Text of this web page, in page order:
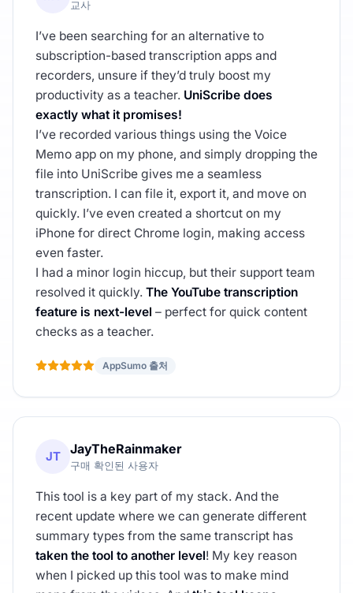
교사
I’ve been searching for an alternative to
subscription-based transcription apps and
recorders, unsure if they’d truly boost my
productivity as a teacher. UniScribe does
exactly what it promises!
I’ve recorded various things using the Voice
Memo app on my phone, and simply dropping the
file into UniScribe gives me a seamless
transcription. I can file it, export it, and move on
quickly. I’ve even created a shortcut on my
iPhone for direct Chrome login, making access
even faster.
I had a minor login hiccup, but their support team
resolved it quickly. The YouTube transcription
feature is next-level – perfect for quick content
checks as a teacher.
AppSumo 출처
JT JayTheRainmaker
구매 확인된 사용자
This tool is a key part of my stack. And the
recent update where we can generate different
summary types from the same transcript has
taken the tool to another level! My key reason
when I picked up this tool was to make mind